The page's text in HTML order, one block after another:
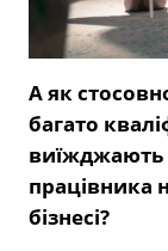
А як
багато
виїжджають
працівника
бізнесі?